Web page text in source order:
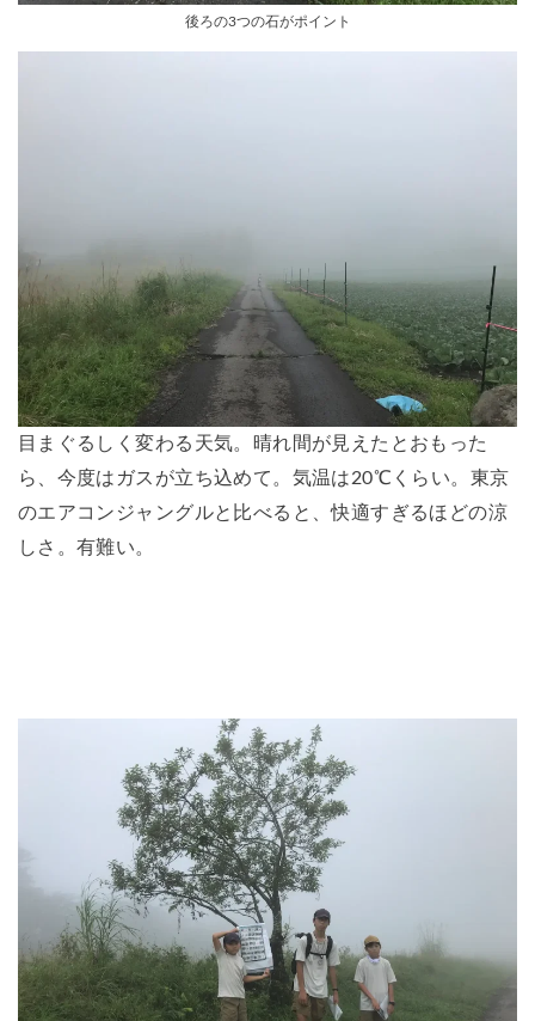
後ろの3つの石がポイント
目まぐるしく変わる天気。晴れ間が見えたとおもった
ら、今度はガスが立ち込めて。気温は20℃くらい。東京
のエアコンジャングルと比べると、快適すぎるほどの涼
しさ。有難い。